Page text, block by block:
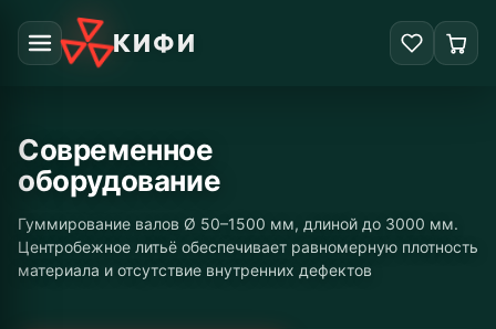
КИФИ
Современное
оборудование
Гуммирование валов Ø 50–1500 мм, длиной до 3000 мм.
Центробежное литьё обеспечивает равномерную плотность
материала и отсутствие внутренних дефектов